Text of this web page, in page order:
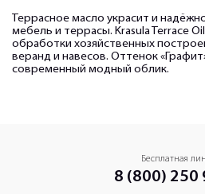
Террасное масло украсит и
мебель и террасы. Krasula Terrace
обработки хозяйственных
веранд и навесов. Оттенок
современный модный облик.
Бесплатная
8 (800) 250